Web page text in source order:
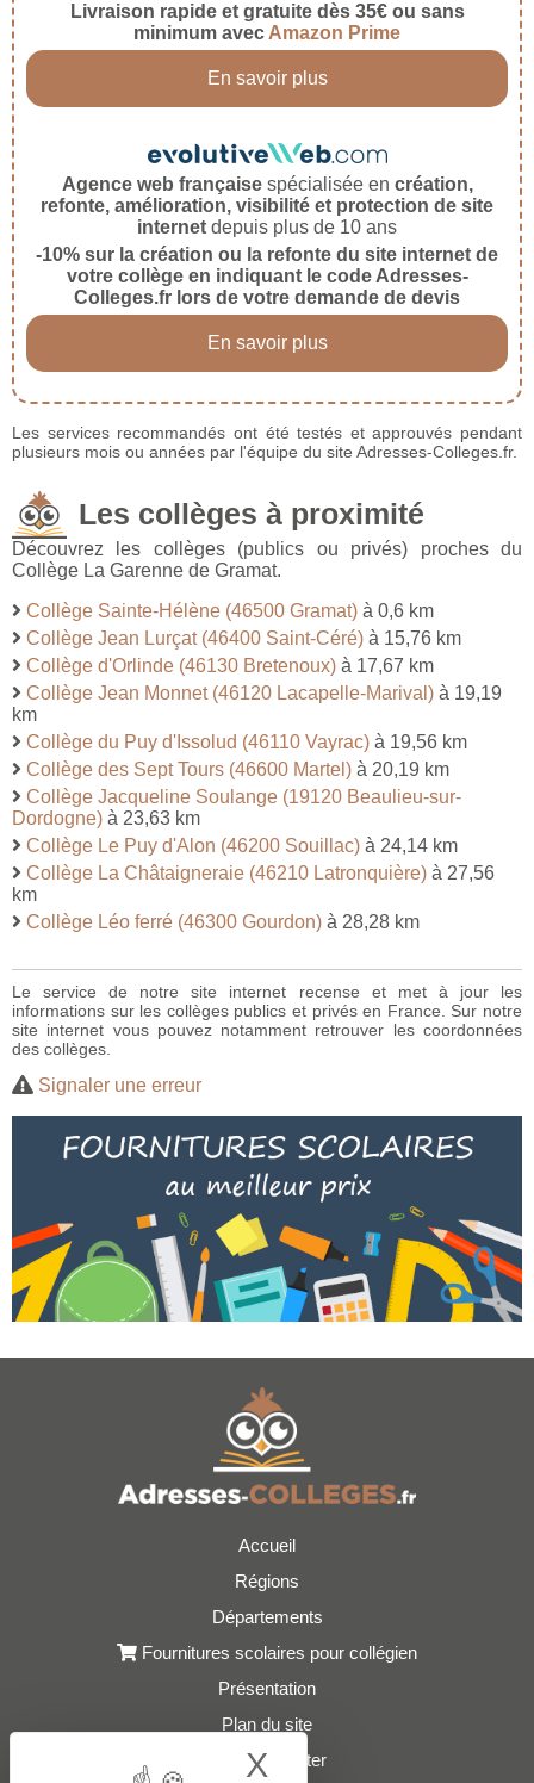
Livraison rapide et gratuite dès 35€ ou sans
minimum avec Amazon Prime
En savoir plus
Agence web françaisespécialisée en création,
refonte, amélioration, visibilité et protection de site
internet depuis plus de 10 ans
-10% sur la création ou la refonte du site internet de
votre collège en indiquant le code Adresses-
Colleges.fr lors de votre demande de devis
En savoir plus
Les services recommandés ont été testés et approuvés pendant
plusieurs mois ou années par l'équipe du site Adresses-Colleges.fr.
Les collèges à proximité
Découvrez les collèges (publics ou privés) proches du
Collège La Garenne de Gramat.
Collège Sainte-Hélène (46500 Gramat) à 0,6 km
Collège Jean Lurçat (46400 Saint-Céré) à 15,76 km
Collège d'Orlinde (46130 Bretenoux) à 17,67 km
Collège Jean Monnet (46120 Lacapelle-Marival) à 19,19
km
Collège du Puy d'Issolud (46110 Vayrac) à 19,56 km
Collège des Sept Tours (46600 Martel) à 20,19 km
Collège Jacqueline Soulange (19120 Beaulieu-sur-
Dordogne) à 23,63 km
Collège Le Puy d'Alon (46200 Souillac) à 24,14 km
Collège La Châtaigneraie (46210 Latronquière) à 27,56
km
Collège Léo ferré (46300 Gourdon) à 28,28 km
Le service de notre site internet recense et met à jour les
informations sur les collèges publics et privés en France. Sur notre
site internet vous pouvez notamment retrouver les coordonnées
des collèges.
Signaler une erreur
Accueil
Régions
Départements
Fournitures scolaires pour collégien
Présentation
Plan du site
Nous contacter
X Hide cookie